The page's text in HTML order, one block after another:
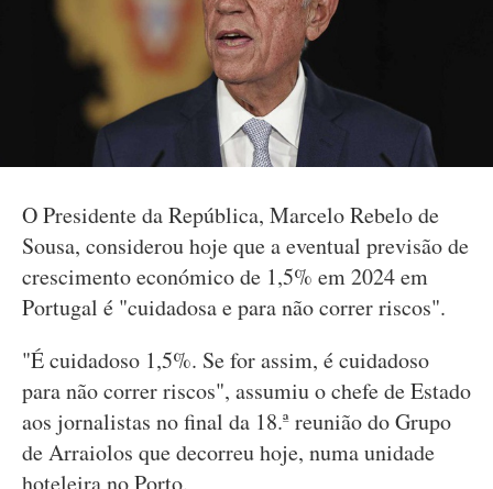
O Presidente da República, Marcelo Rebelo de
Sousa, considerou hoje que a eventual previsão de
crescimento económico de 1,5% em 2024 em
Portugal é "cuidadosa e para não correr riscos".
"É cuidadoso 1,5%. Se for assim, é cuidadoso
para não correr riscos", assumiu o chefe de Estado
aos jornalistas no final da 18.ª reunião do Grupo
de Arraiolos que decorreu hoje, numa unidade
hoteleira no Porto.